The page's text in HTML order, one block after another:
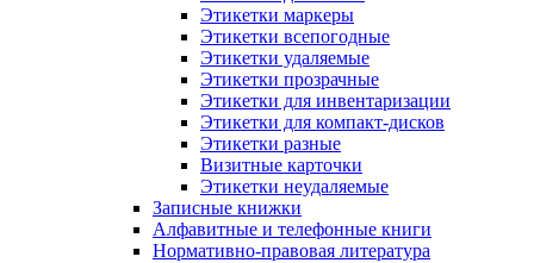
Этикетки маркеры
Этикетки всепогодные
Этикетки удаляемые
Этикетки прозрачные
Этикетки для инвентаризации
Этикетки для компакт-дисков
Этикетки разные
Визитные карточки
Этикетки неудаляемые
Записные книжки
Алфавитные и телефонные книги
Нормативно-правовая литература